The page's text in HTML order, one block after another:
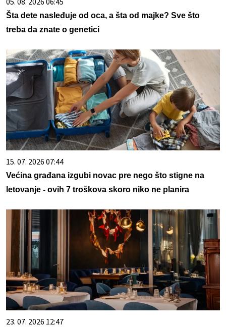
Šta dete nasleđuje od oca, a šta od majke? Sve što
treba da znate o genetici
15. 07. 2026 07:44
Većina građana izgubi novac pre nego što stigne na
letovanje - ovih 7 troškova skoro niko ne planira
23. 07. 2026 12:47